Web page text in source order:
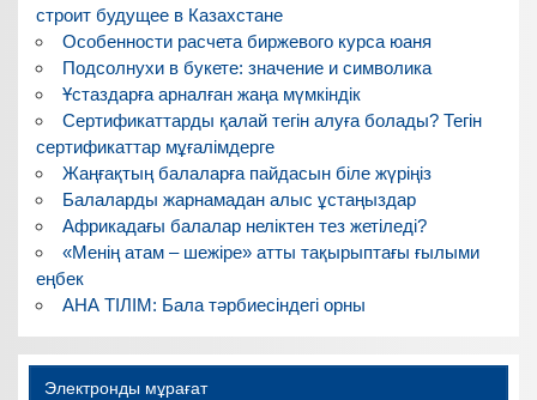
строит будущее в Казахстане
Особенности расчета биржевого курса юаня
Подсолнухи в букете: значение и символика
Ұстаздарға арналған жаңа мүмкіндік
Сертификаттарды қалай тегін алуға болады? Тегін
сертификаттар мұғалімдерге
Жаңғақтың балаларға пайдасын біле жүріңіз
Балаларды жарнамадан алыс ұстаңыздар
Африкадағы балалар неліктен тез жетіледі?
«Менің атам – шежіре» атты тақырыптағы ғылыми
еңбек
АНА ТІЛІМ: Бала тәрбиесіндегі орны
Электронды мұрағат